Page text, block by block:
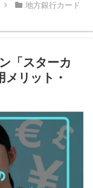
地方銀行カード
「スターカ
リット・